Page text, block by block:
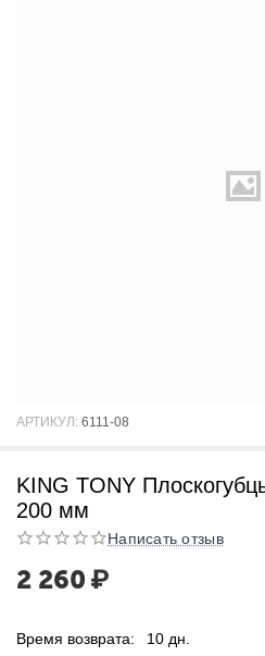
АРТИКУЛ: 6111-08
KING TONY
200 мм
Написать отзыв
2 260 ₽
Время возврата: 10 дн.